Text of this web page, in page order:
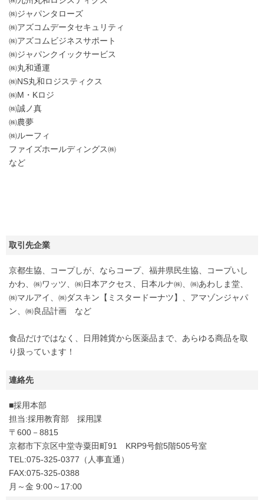
㈱ジャパンタローズ
㈱アズコムデータセキュリティ
㈱アズコムビジネスサポート
㈱ジャパンクイックサービス
㈱丸和通運
㈱NS丸和ロジスティクス
㈱M・Kロジ
㈱誠ノ真
㈱農夢
㈱ルーフィ
ファイズホールディングス㈱
など
取引先企業
京都生協、コープしが、ならコープ、福井県民生協、コープいし
かわ、㈱ワッツ、㈱日本アクセス、日本ルナ㈱、㈱あわしま堂、
㈱マルアイ、㈱ダスキン【ミスタードーナツ】、アマゾンジャパ
ン、㈱良品計画 など
食品だけではなく、日用雑貨から医薬品まで、あらゆる商品を取
り扱っています！
連絡先
■採用本部
担当:採用教育部 採用課
〒600－8815
京都市下京区中堂寺粟田町91 KRP9号館5階505号室
TEL:075-325-0377（人事直通）
FAX:075-325-0388
月～金 9:00～17:00